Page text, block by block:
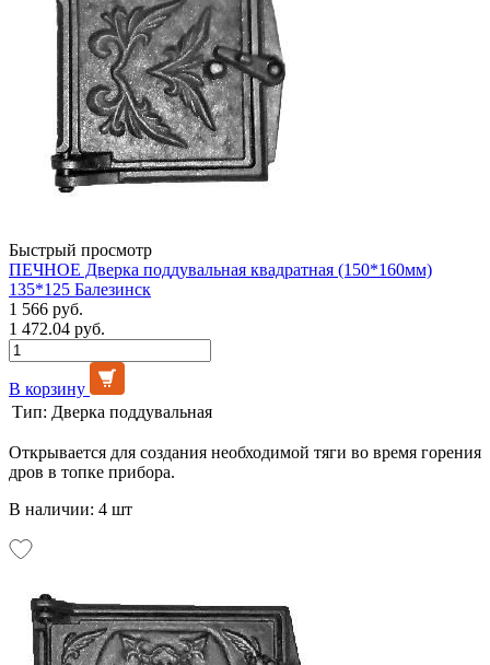
Быстрый просмотр
ПЕЧНОЕ Дверка поддувальная квадратная (150*160мм)
135*125 Балезинск
1 566 руб.
1 472.04 руб.
В корзину
Тип: Дверка поддувальная
Открывается для создания необходимой тяги во время горения
дров в топке прибора.
В наличии: 4 шт